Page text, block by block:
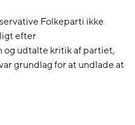
Folkeparti ikke
efter
udtalte kritik af partiet,
grundlag for at undlade at